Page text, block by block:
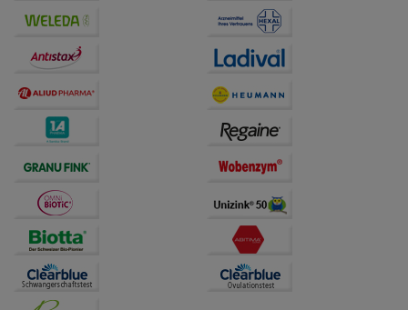
Bitte beachten Sie, dass Daten hierfür teilweise an
Dritte wie z.B. Google oder soziale Medien
übertragen werden.